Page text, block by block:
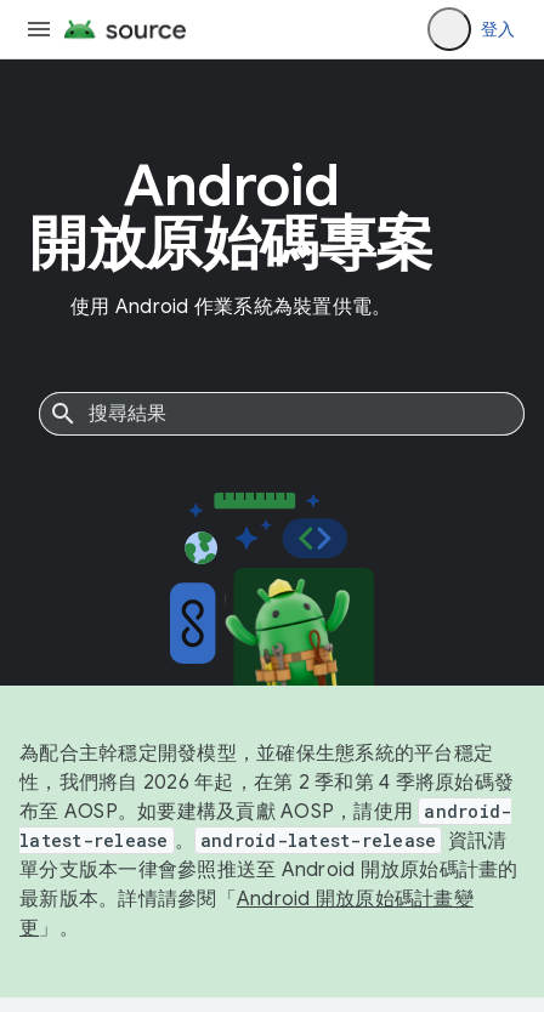
登入
Android
開放原始碼專案
使用 Android 作業系統為裝置供電。
為配合主幹穩定開發模型，並確保生態系統的平台穩定
性，我們將自 2026 年起，在第 2 季和第 4 季將原始碼發
布至 AOSP。如要建構及貢獻 AOSP，請使用 android-
latest-release 。 android-latest-release
資訊清
單分支版本一律會參照推送至 Android 開放原始碼計畫的
最新版本。詳情請參閱「 Android 開放原始碼計畫變
更 」。